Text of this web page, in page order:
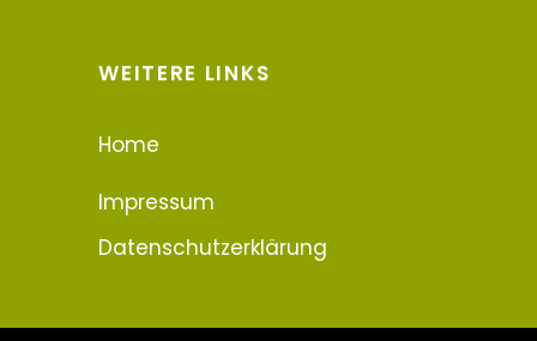
WEITERE LINKS
Home
Impressum
Datenschutzerklärung